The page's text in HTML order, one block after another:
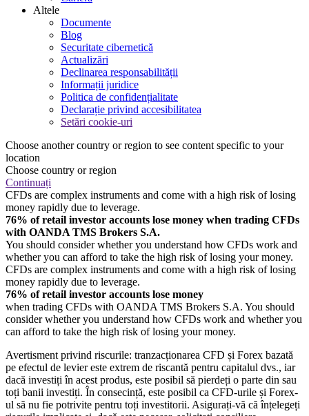
Altele
Documente
Blog
Securitate cibernetică
Actualizări
Declinarea responsabilității
Informații juridice
Politica de confidențialitate
Declarație privind accesibilitatea
Setări cookie-uri
Choose another country or region to see content specific to your
location
Choose country or region
Continuați
CFDs are complex instruments and come with a high risk of losing
money rapidly due to leverage.
76% of retail investor accounts lose money when trading CFDs
with OANDA TMS Brokers S.A.
You should consider whether you understand how CFDs work and
whether you can afford to take the high risk of losing your money.
CFDs are complex instruments and come with a high risk of losing
money rapidly due to leverage.
76% of retail investor accounts lose money
when trading CFDs with OANDA TMS Brokers S.A. You should
consider whether you understand how CFDs work and whether you
can afford to take the high risk of losing your money.
Avertisment privind riscurile: tranzacționarea CFD și Forex bazată
pe efectul de levier este extrem de riscantă pentru capitalul dvs., iar
dacă investiți în acest produs, este posibil să pierdeți o parte din sau
toți banii investiți. În consecință, este posibil ca CFD-urile și Forex-
ul să nu fie potrivite pentru toți investitorii. Asigurați-vă că înțelegeți